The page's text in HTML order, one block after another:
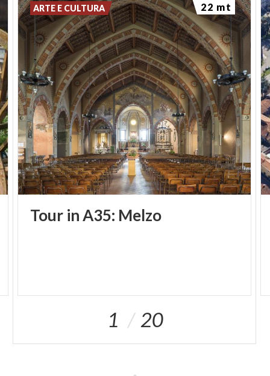
Tour inA35: Melzo
ARTE E CULTURA 22 mt
1 20